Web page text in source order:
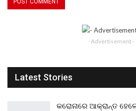
- Advertisement -
Latest Stories
କରୋନାରେ ଆକ୍ରାନ୍ତ